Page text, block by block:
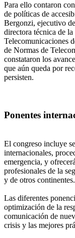
Para ello contaron
de políticas de
Bergonzi, ejecutivo
directora técnica de
Telecomunicaciones
de Normas de
constataron los
que aún queda por
persisten.
Ponentes
El congreso incluye
internacionales,
emergencia, y
profesionales de la
y de otros continentes.
Las diferentes
optimización de la
comunicación de
crisis y las mejores